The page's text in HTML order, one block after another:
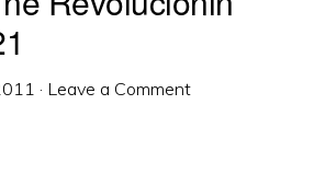
· Leave a Comment